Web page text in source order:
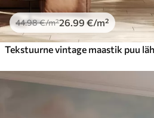
44.98€/m²26 .99 €/m²